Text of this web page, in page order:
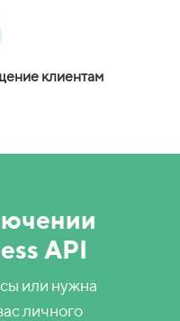
клиентам
API
или нужна
личного